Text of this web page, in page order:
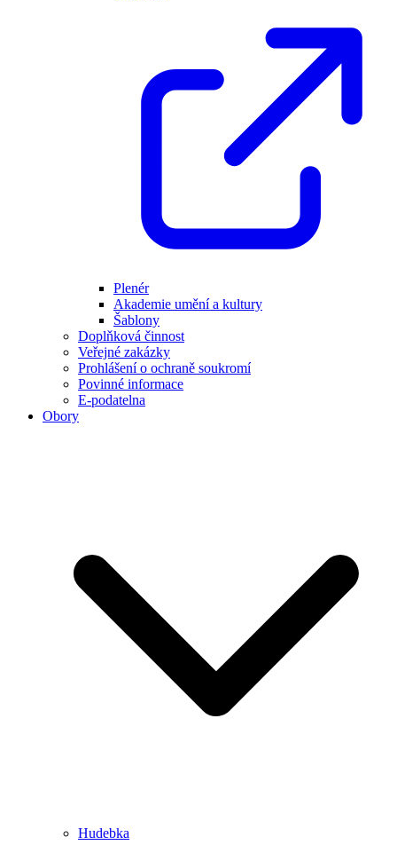
Plenér
Akademie umění a kultury
Šablony
Doplňková činnost
Veřejné zakázky
Prohlášení o ochraně soukromí
Povinné informace
E-podatelna
Obory
Hudebka